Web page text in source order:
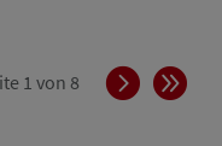
1 von 8 VorwärtsEnde